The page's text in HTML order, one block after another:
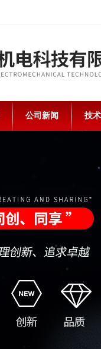
公司新闻 技